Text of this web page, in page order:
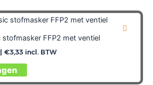
FFP2 met ventiel
€3,33 incl. BTW